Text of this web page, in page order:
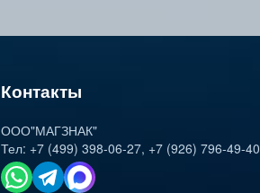
Контакты
ООО"МАГЗНАК"
Тел: +7 (499) 398-06-27, +7 (926) 796-49-40